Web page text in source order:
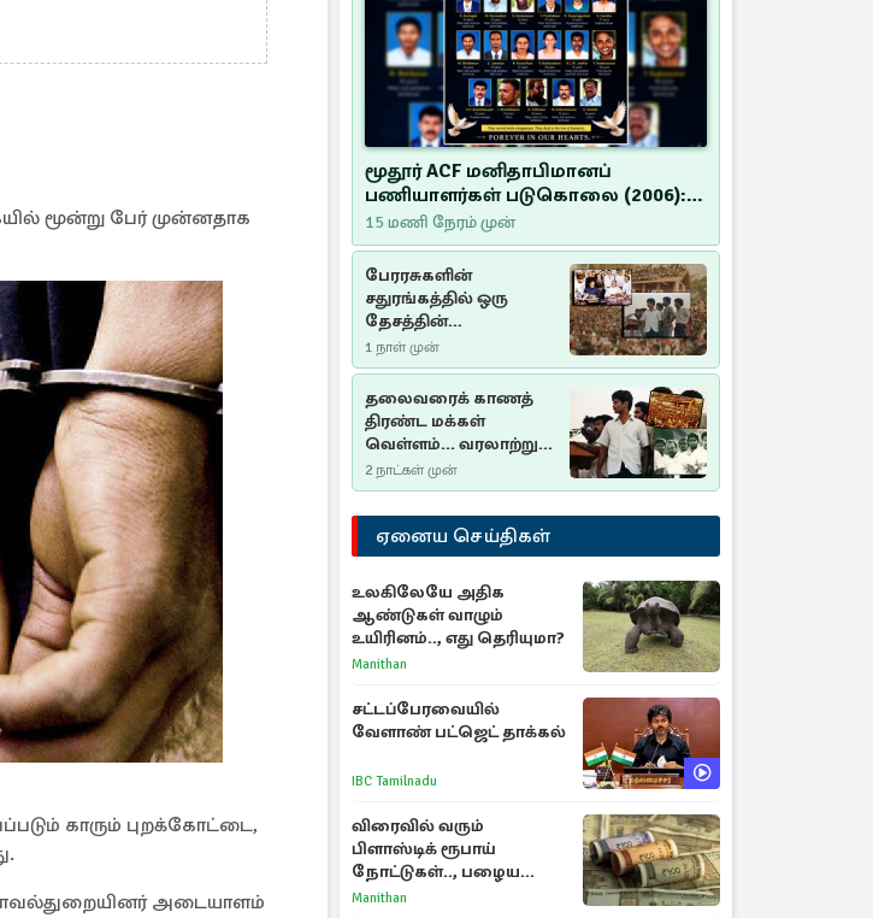
மூன்று பேர் முன்னதாக
காரும் புறக்கோட்டை,
அடையாளம்
மூதூர் ACF மனிதாபிமானப்
பணியாளர்கள் படுகொலை (2006):
20 ஆண்டுகளாகியும் நீதி
மறுக்கப்பட்ட மனிதாபிமானப்
பேரவலம்
15 மணி நேரம் முன்
பேரரசுகளின்
சதுரங்கத்தில் ஒரு
தேசத்தின்
தீர்க்கதரிசனம் :
சுதுமலை பிரகடனம்
ஒரு வரலாற்றுப் பாடம்
1 நாள் முன்
தலைவரைக் காணத்
திரண்ட மக்கள்
வெள்ளம்... வரலாற்றுச்
சிறப்புமிக்க சுதுமலைப்
பிரகடனம்…
2 நாட்கள் முன்
ஏனைய செய்திகள்
உலகிலேயே அதிக
ஆண்டுகள் வாழும்
உயிரினம்.., எது தெரியுமா?
Manithan
சட்டப்பேரவையில்
வேளாண் பட்ஜெட் தாக்கல்
IBC Tamilnadu
விரைவில் வரும்
பிளாஸ்டிக் ரூபாய்
நோட்டுகள்.., பழைய
காகித நோட்டுகள்
Manithan